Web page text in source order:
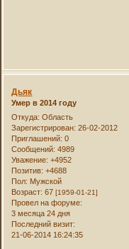
Дьяк
Умер в 2014 году
Откуда: Область
Зарегистрирован: 26-02-2012
Приглашений: 0
Сообщений: 4989
Уважение: +4952
Позитив: +4688
Пол: Мужской
Возраст: 67[1959-01-21]
Провел на форуме:
3 месяца 24 дня
Последний визит:
21-06-2014 16:24:35